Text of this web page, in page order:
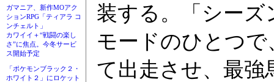
ガマニア、新作MOアク
ションRPG「ティアラ コ
ンチェルト」
カワイイ＋“戦闘の楽し
さ”に焦点。今冬サービ
ス開始予定
「ポケモンブラック２・
ホワイト２」にロケット
装する。「シー
モードのひとつ
て出走させ、最